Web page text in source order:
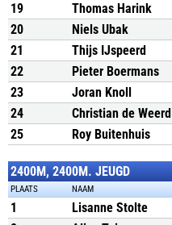
19
Thomas Harink
20
Niels Ubak
21
Thijs IJspeerd
22
Pieter Boermans
23
Joran Knoll
24
Christian de Weerd
25
Roy Buitenhuis
2400M, 2400M. JEUGD
PLAATS NAAM
1 Lisanne Stolte